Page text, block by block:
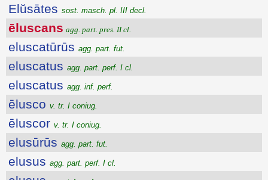
Elŭsātes sost. masch. pl. III decl.
ēluscans agg. part. pres. II cl.
eluscatūrūs agg. part. fut.
eluscatus agg. part. perf. I cl.
eluscatus agg. inf. perf.
ēlusco v. tr. I coniug.
ēluscor v. tr. I coniug.
elusūrūs agg. part. fut.
elusus agg. part. perf. I cl.